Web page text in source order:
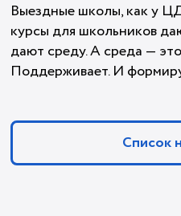
Выездные школы, как
курсы для школьников
дают среду. А среда —
Поддерживает. И
Список